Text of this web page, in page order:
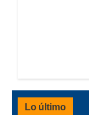
Lo último